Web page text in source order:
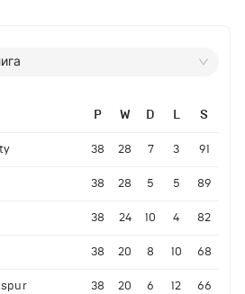
P W D L S
38 28 7 3 91
38 28 5 5 89
38 24 10 4 82
38 20 8 10 68
38 20 6 12 66